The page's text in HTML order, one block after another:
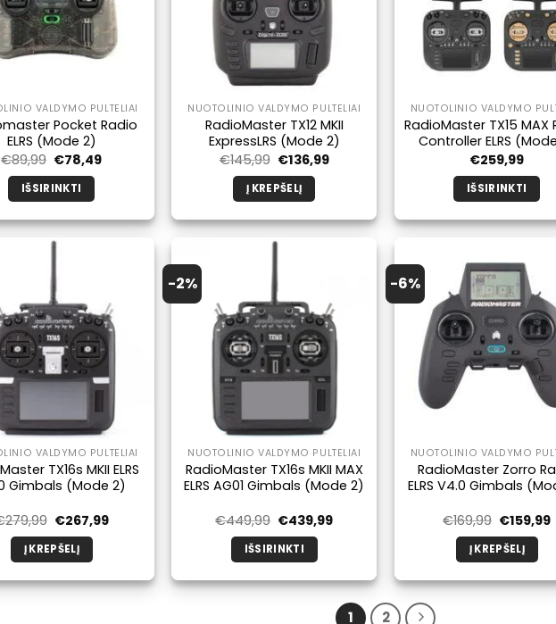
pasirinkti
produkto
puslapyje.
VALDYMO PULTELIAI
Pocket Radio
ELRS (Mode 2)
€89,99 Pradinė
kaina
buvo:
€89,99.
€78,49Dabartinė
IŠSIRINKTI
produktas
variantus.
Galimybe
galite
pasirinkti
produkto
puslapyje.
NUOTOLINIO VALDYMO PULTELIAI
RadioMaster TX12 MKII
ExpressLRS (Mode 2)
€145,99 Pradinė
kaina
buvo:
€145,99.
€136,99Dabartinė
Į KREPŠELĮ
NUOTOLINIO VALDYMO
RadioMaster TX15 MAX
Controller ELRS
€259,99
IŠSIRINKTI
kelis
variantus.
galite
pasirinkti
produkto
puslapyje.
VALDYMO PULTELIAI
TX16s MKII ELRS
Gimbals (Mode 2)
279,99 Pradinė
buvo:
€279,99.
€267,99Dabartinė
Į KREPŠELĮ
-2%
NUOTOLINIO VALDYMO PULTELIAI
RadioMaster TX16s MKII MAX
ELRS AG01 Gimbals (Mode 2)
€449,99 Pradinė
buvo:
€449,99.
€439,99Dabartinė
IŠSIRINKTI
produktas
-6%
NUOTOLINIO VALDYMO
RadioMaster Zorro
ELRS V4.0 Gimbals
€169,99 Pradinė
kaina
buvo:
€169,99.
€159,99
Į KREPŠELĮ
1 2